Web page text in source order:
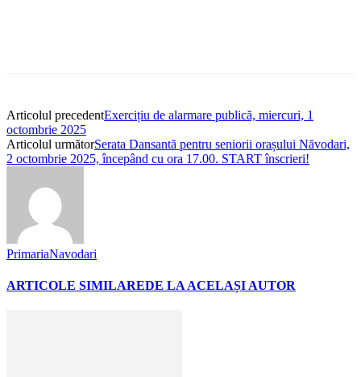
Articolul precedentExercițiu de alarmare publică, miercuri, 1
octombrie 2025
Articolul următorSerata Dansantă pentru seniorii orașului Năvodari,
2 octombrie 2025, începând cu ora 17.00. START înscrieri!
PrimariaNavodari
ARTICOLE SIMILAREDE LA ACELAȘI AUTOR